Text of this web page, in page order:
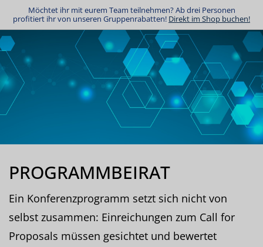
Möchtet ihr mit eurem Team teilnehmen? Ab drei Personen
profitiert ihr von unseren Gruppenrabatten! Direkt im Shop buchen!
PROGRAMMBEIRAT
Ein Konferenzprogramm setzt sich nicht von
selbst zusammen: Einreichungen zum Call for
Proposals müssen gesichtet und bewertet